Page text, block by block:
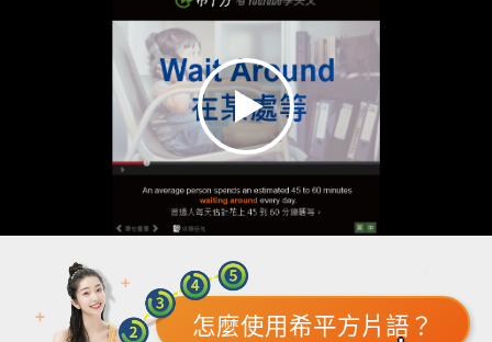
怎麼使用希平方片語？